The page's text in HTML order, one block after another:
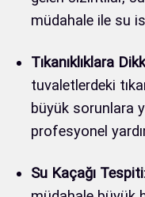
müdahale ile su
Tıkanıklıklara
tuvaletlerdeki
büyük sorunlara
profesyonel
Su Kaçağı Tespiti